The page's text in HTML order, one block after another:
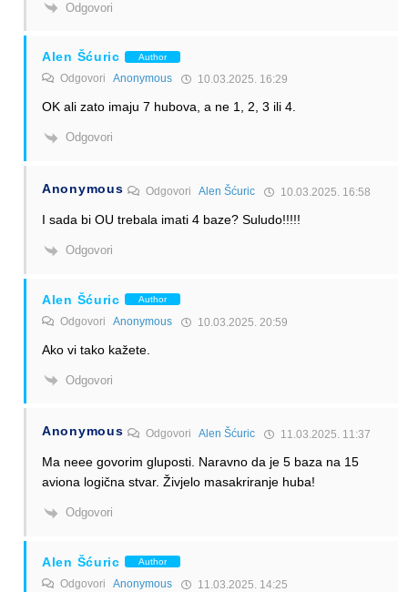
Odgovori
Alen Šćuric Author
Odgovori Anonymous 10.03.2025. 16:29
OK ali zato imaju 7 hubova, a ne 1, 2, 3 ili 4.
Odgovori
Anonymous OdgovoriAlen Šćuric 10.03.2025. 16:58
I sada bi OU trebala imati 4 baze? Suludo!!!!!
Odgovori
Alen Šćuric Author
Odgovori Anonymous 10.03.2025. 20:59
Ako vi tako kažete.
Odgovori
Anonymous OdgovoriAlen Šćuric 11.03.2025. 11:37
Ma neee govorim gluposti. Naravno da je 5 baza na 15
aviona logična stvar. Živjelo masakriranje huba!
Odgovori
Alen Šćuric Author
Odgovori Anonymous 11.03.2025. 14:25